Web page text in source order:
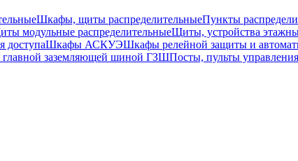
Шкафы, щиты распределительныеПункты
модульные распределительныеЩиты, устройства
доступаШкафы АСКУЭШкафы релейной защиты и
заземляющей шиной ГЗШПосты, пульты управления